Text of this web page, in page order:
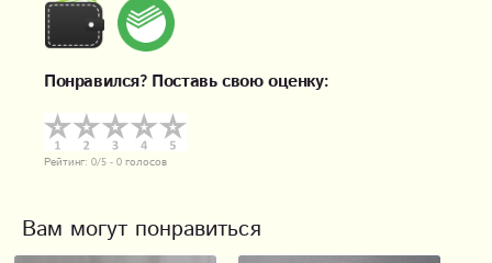
Понравился? Поставь свою оценку:
Рейтинг: 0/5 - 0 голосов
Вам могут понравиться